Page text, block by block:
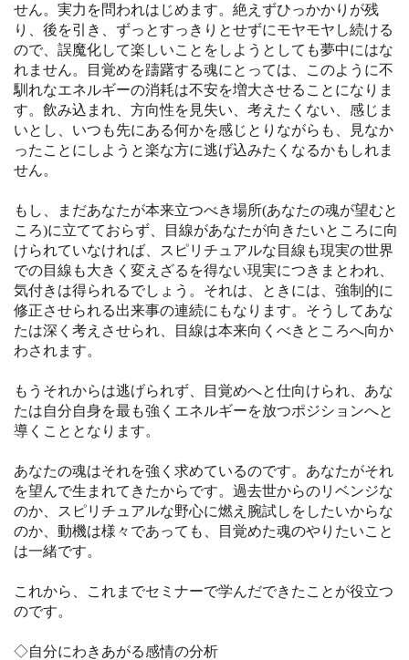
せん。実力を問われはじめます。絶えずひっかかりが残
り、後を引き、ずっとすっきりとせずにモヤモヤし続ける
ので、誤魔化して楽しいことをしようとしても夢中にはな
れません。目覚めを躊躇する魂にとっては、このように不
馴れなエネルギーの消耗は不安を増大させることになりま
す。飲み込まれ、方向性を見失い、考えたくない、感じま
いとし、いつも先にある何かを感じとりながらも、見なか
ったことにしようと楽な方に逃げ込みたくなるかもしれま
せん。
もし、まだあなたが本来立つべき場所(あなたの魂が望むと
ころ)に立てておらず、目線があなたが向きたいところに向
けられていなければ、スピリチュアルな目線も現実の世界
での目線も大きく変えざるを得ない現実につきまとわれ、
気付きは得られるでしょう。それは、ときには、強制的に
修正させられる出来事の連続にもなります。そうしてあな
たは深く考えさせられ、目線は本来向くべきところへ向か
わされます。
もうそれからは逃げられず、目覚めへと仕向けられ、あな
たは自分自身を最も強くエネルギーを放つポジションへと
導くこととなります。
あなたの魂はそれを強く求めているのです。あなたがそれ
を望んで生まれてきたからです。過去世からのリベンジな
のか、スピリチュアルな野心に燃え腕試しをしたいからな
のか、動機は様々であっても、目覚めた魂のやりたいこと
は一緒です。
これから、これまでセミナーで学んだできたことが役立つ
のです。
◇自分にわきあがる感情の分析